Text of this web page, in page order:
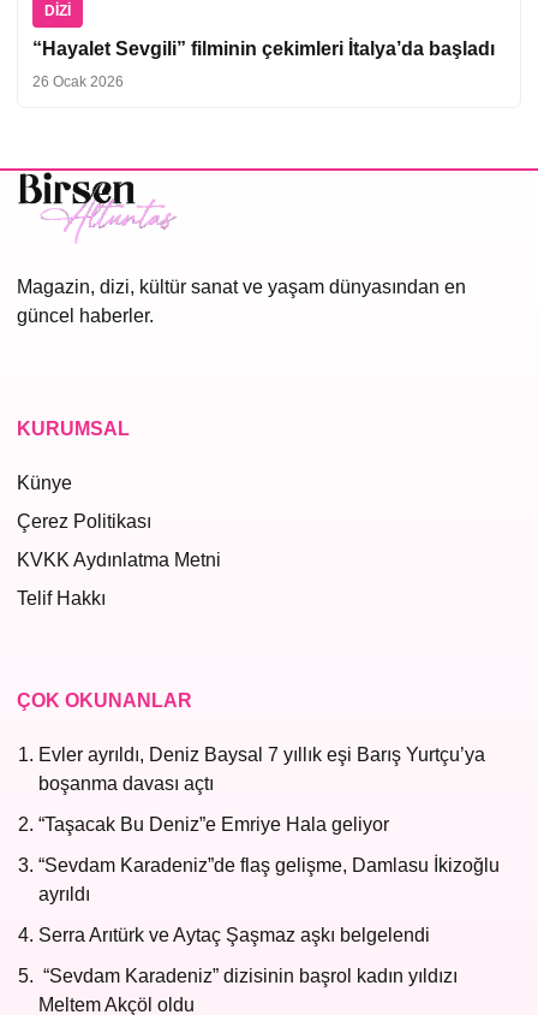
DIZI
“Hayalet Sevgili” filminin çekimleri İtalya’da başladı
26 Ocak 2026
Magazin, dizi, kültür sanat ve yaşam dünyasından en
güncel haberler.
KURUMSAL
Künye
Çerez Politikası
KVKK Aydınlatma Metni
Telif Hakkı
ÇOK OKUNANLAR
Evler ayrıldı, Deniz Baysal 7 yıllık eşi Barış Yurtçu’ya
boşanma davası açtı
“Taşacak Bu Deniz”e Emriye Hala geliyor
“Sevdam Karadeniz”de flaş gelişme, Damlasu İkizoğlu
ayrıldı
Serra Arıtürk ve Aytaç Şaşmaz aşkı belgelendi
“Sevdam Karadeniz” dizisinin başrol kadın yıldızı
Meltem Akçöl oldu